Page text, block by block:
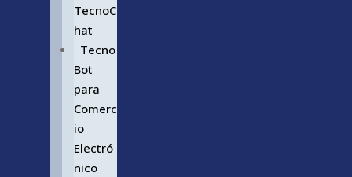
TecnoC
hat
Tecno
Bot
para
Comerc
io
Electró
nico